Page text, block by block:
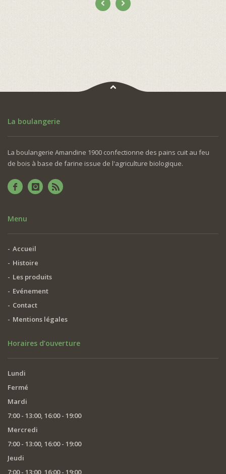
La boulangerie
La boulangerie Amandine 1900 confectionne des pains cuit au feu
de bois à base de farine issue de l'agriculture biologique.
Menu
Accueil
Histoire
Les produits
Evénement
Contact
Mentions légales
Horaires d’ouverture
Lundi
Fermé
Mardi
7:00 - 13:00, 16:00 - 19:00
Mercredi
7:00 - 13:00, 16:00 - 19:00
Jeudi
7:00 - 13:00, 16:00 - 19:00